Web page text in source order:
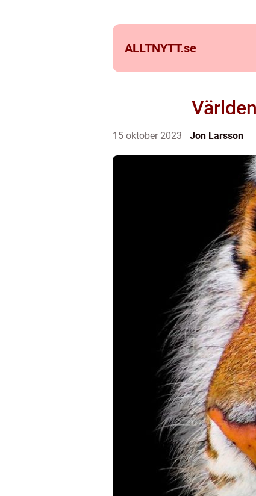
ALLTNYTT.se
15 oktober 2023 Jon Larsson